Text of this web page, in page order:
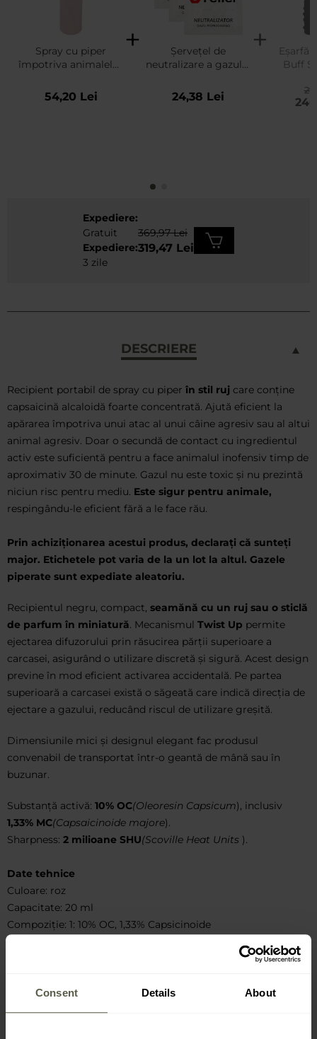
Consent Details About
Spray cu piper
împotriva animalelor
Pink
54,20 Lei
Șervețel de
neutralizare a gazului
Relief - 3 buc.
24,38 Lei
Eșarfă
Buff
Expediere:
Gratuit
Expediere:
3 zile
369,97 Lei
319,47 Lei
DESCRIERE
Recipient portabil de spray cu piper în stil ruj care conține
capsaicină alcaloidă foarte concentrată. Ajută eficient la
apărarea împotriva unui atac al unui câine agresiv sau al altui
animal agresiv. Doar o secundă de contact cu ingredientul
activ este suficientă pentru a face animalul inofensiv timp de
aproximativ 30 de minute. Gazul nu este toxic și nu prezintă
niciun risc pentru mediu. Este sigur pentru animale,
respingându-le eficient fără a le face rău.
Prin achiziționarea acestui produs, declarați că sunteți
major. Etichetele pot varia de la un lot la altul. Gazele
piperate sunt expediate aleatoriu.
Recipientul negru, compact, seamănă cu un ruj sau o sticlă
de parfum în miniatură. Mecanismul Twist Up permite
ejectarea difuzorului prin răsucirea părții superioare a
carcasei, asigurând o utilizare discretă și sigură. Acest design
previne în mod eficient activarea accidentală. Pe partea
superioară a carcasei există o săgeată care indică direcția de
ejectare a gazului, reducând riscul de utilizare greșită.
Dimensiunile mici și designul elegant fac produsul
convenabil de transportat într-o geantă de mână sau în
buzunar.
Substanță activă: 10% OC(Oleoresin Capsicum), inclusiv
1,33% MC(Capsaicinoide majore).
Sharpness: 2 milioane SHU(Scoville Heat Units ).
Date tehnice
Culoare: roz
Capacitate: 20 ml
Compoziție: 1: 10% OC, 1,33% Capsicinoide
Înălțime: 95 mm
Diametru: 23 mm